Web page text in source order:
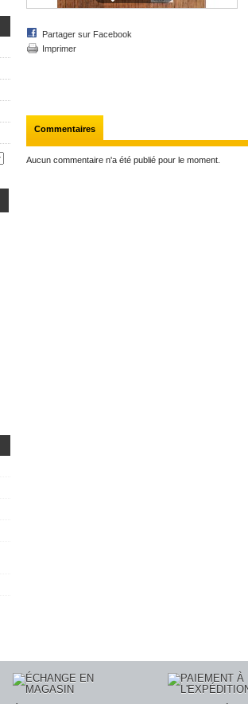
Partager sur Facebook
Imprimer
Commentaires
Aucun commentaire n'a été publié pour le moment.